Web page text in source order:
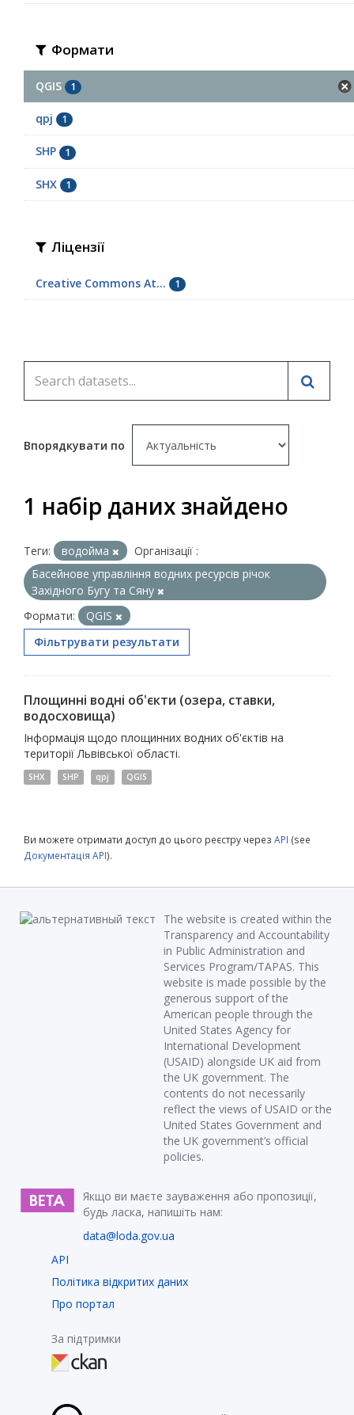
Формати
QGIS 1
qpj 1
SHP 1
SHX 1
Ліцензії
Creative Commons At... 1
Впорядкувати по
1 набір даних знайдено
Теги: водойма
Організації :
Басейнове управління водних ресурсів річок
Західного Бугу та Сяну
Формати:
QGIS
Фільтрувати результати
Площинні водні об'єкти (озера, ставки,
водосховища)
Інформація щодо площинних водних об'єктів на
території Львівської області.
SHX SHP qpj QGIS
Ви можете отримати доступ до цього реєстру через API (see
Документація API).
The website is created within the
Transparency and Accountability
in Public Administration and
Services Program/TAPAS. This
website is made possible by the
generous support of the
American people through the
United States Agency for
International Development
(USAID) alongside UK aid from
the UK government. The
contents do not necessarily
reflect the views of USAID or the
United States Government and
the UK government’s official
policies.
Якщо ви маєте зауваження або пропозиції,
будь ласка, напишіть нам:
data@loda.gov.ua
API
Політика відкритих даних
Про портал
За підтримки